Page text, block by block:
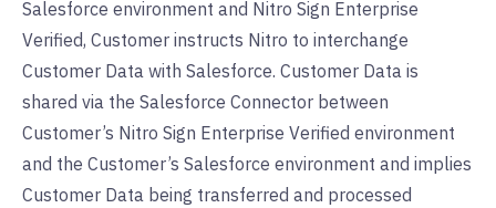
Salesforce environment and Nitro Sign Enterprise
Verified, Customer instructs Nitro to interchange
Customer Data with Salesforce. Customer Data is
shared via the Salesforce Connector between
Customer’s Nitro Sign Enterprise Verified environment
and the Customer’s Salesforce environment and implies
Customer Data being transferred and processed